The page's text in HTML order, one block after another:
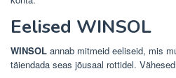
Eelised WINSOL
WINSOL annab mitmeid eeliseid, mis
täiendada seas jõusaal rottidel.